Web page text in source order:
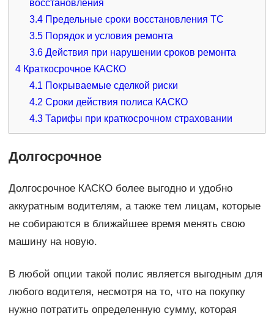
восстановления
3.4 Предельные сроки восстановления ТС
3.5 Порядок и условия ремонта
3.6 Действия при нарушении сроков ремонта
4Краткосрочное КАСКО
4.1 Покрываемые сделкой риски
4.2 Сроки действия полиса КАСКО
4.3 Тарифы при краткосрочном страховании
Долгосрочное
Долгосрочное КАСКО более выгодно и удобно
аккуратным водителям, а также тем лицам, которые
не собираются в ближайшее время менять свою
машину на новую.
В любой опции такой полис является выгодным для
любого водителя, несмотря на то, что на покупку
нужно потратить определенную сумму, которая